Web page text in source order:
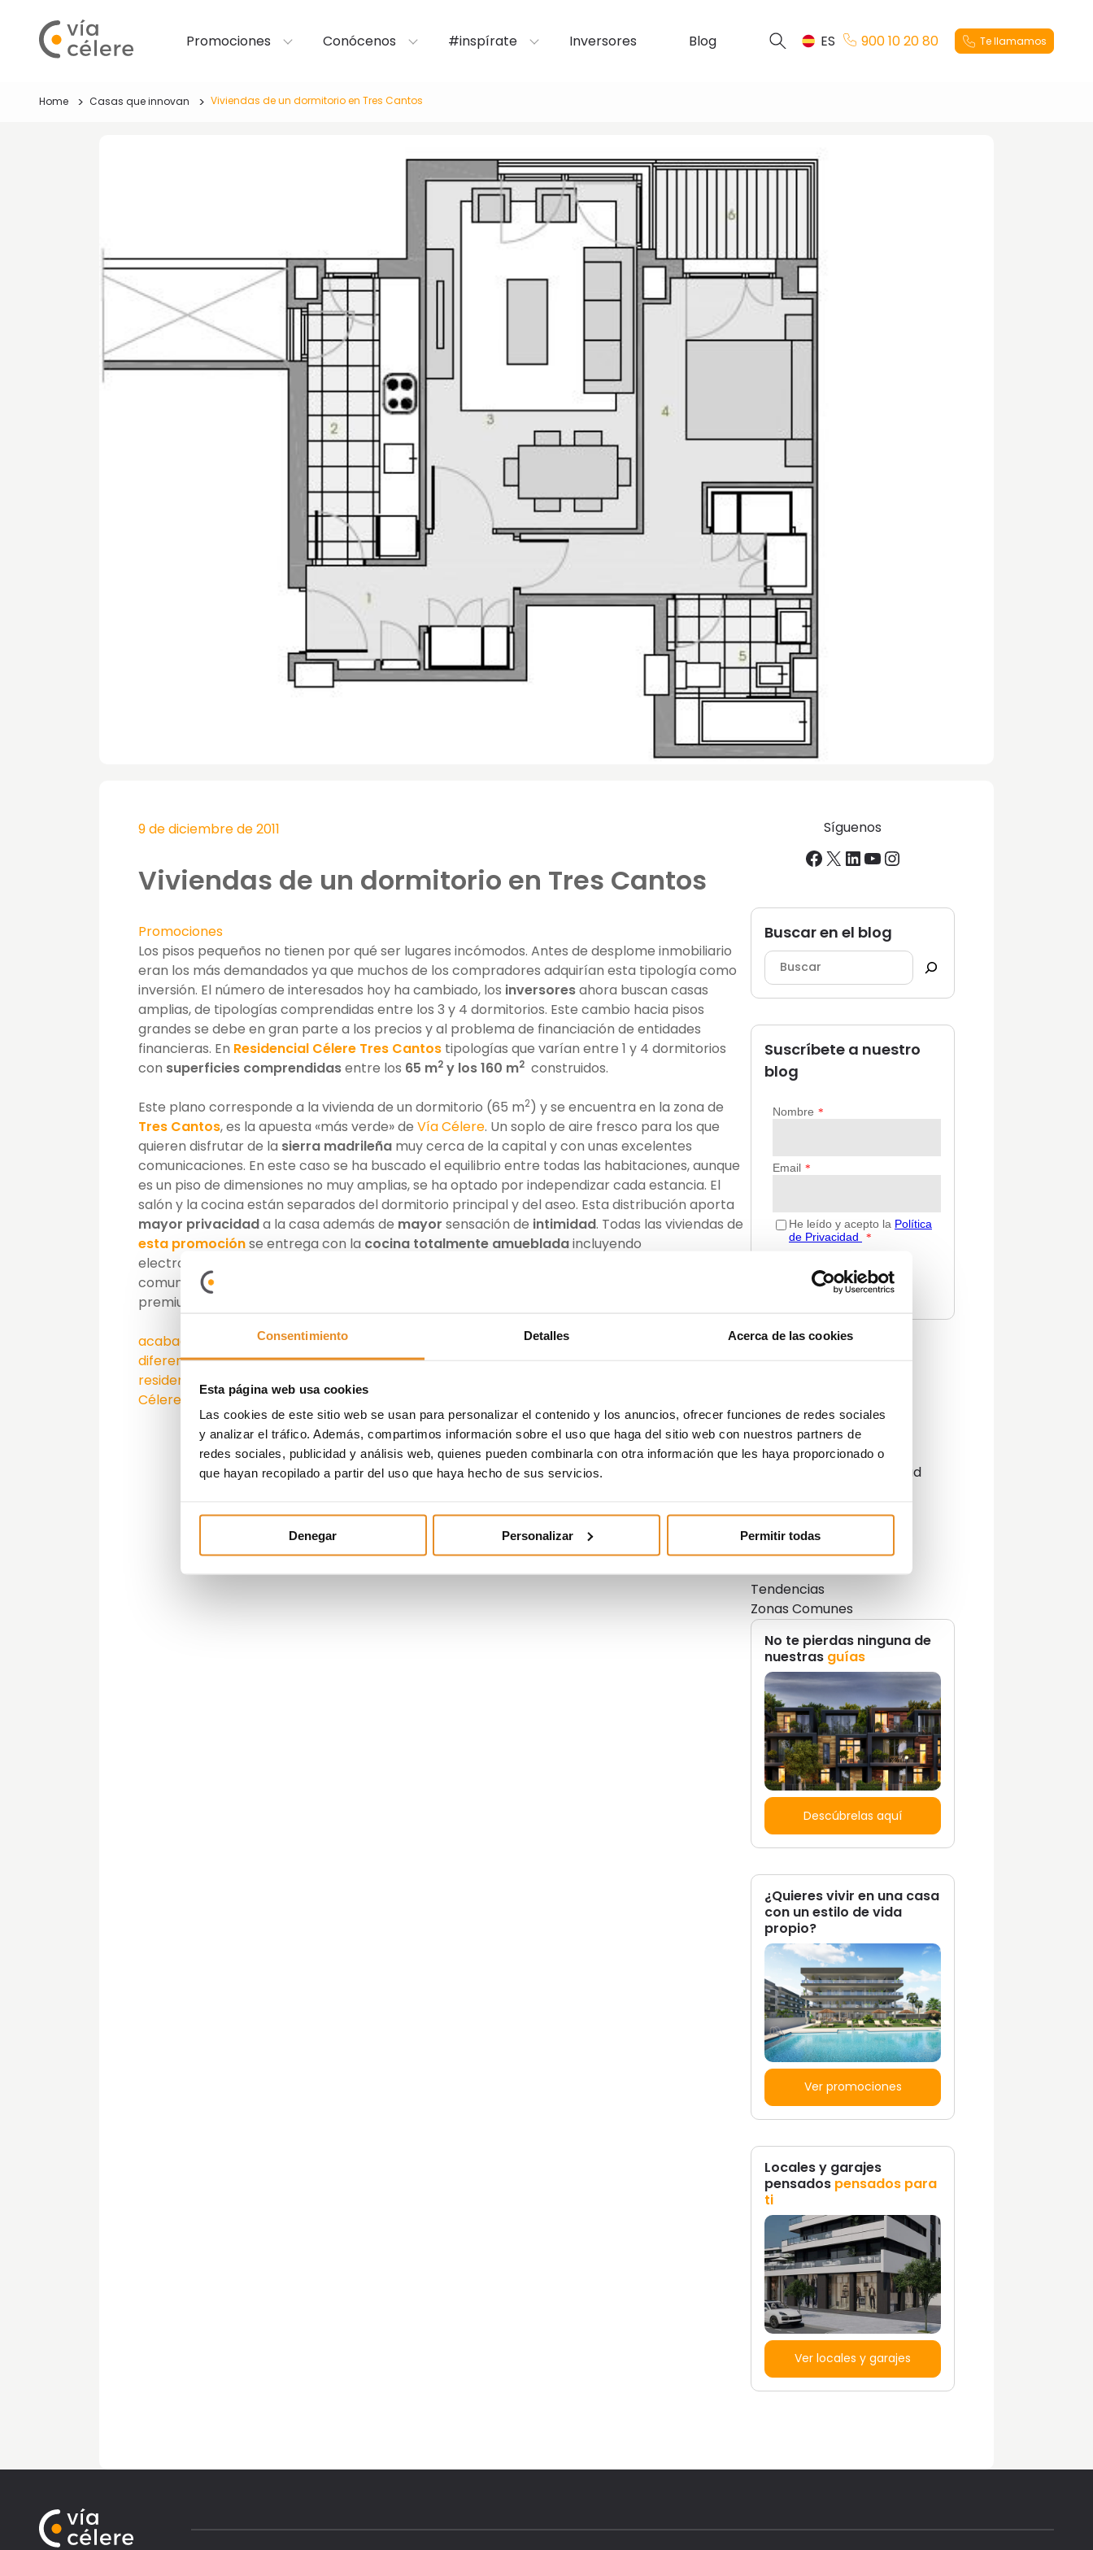
Consentimiento Detalles Acerca de las cookies
Esta página web usa cookies
Las cookies de este sitio web se usan para personalizar el contenido y los anuncios, ofrecer funciones de redes sociales
y analizar el tráfico. Además, compartimos información sobre el uso que haga del sitio web con nuestros partners de
redes sociales, publicidad y análisis web, quienes pueden combinarla con otra información que les haya proporcionado o
que hayan recopilado a partir del uso que haya hecho de sus servicios.
Denegar Personalizar Permitir todas
Promociones Conócenos #inspírate Inversores Blog ES 900 10 20 80 Te llamamos
Home Casas que innovan Viviendas de un dormitorio en Tres Cantos
9 de diciembre de 2011
Viviendas de un dormitorio en Tres Cantos
Promociones
Los pisos pequeños no tienen por qué ser lugares incómodos. Antes de desplome inmobiliario
eran los más demandados ya que muchos de los compradores adquirían esta tipología como
inversión. El número de interesados hoy ha cambiado, los inversoresahora buscan casas
amplias, de tipologías comprendidas entre los 3 y 4 dormitorios. Este cambio hacia pisos
grandes se debe en gran parte a los precios y al problema de financiación de entidades
financieras. En Residencial Célere Tres Cantos tipologías que varían entre 1 y 4 dormitorios
con superficies comprendidasentre los 65 m2 y los 160 m2 construidos.
Este plano corresponde a la vivienda de un dormitorio (65 m2) y se encuentra en la zona de
Tres Cantos, es la apuesta «más verde» de Vía Célere. Un soplo de aire fresco para los que
quieren disfrutar de la sierra madrileña muy cerca de la capital y con unas excelentes
comunicaciones. En este caso se ha buscado el equilibrio entre todas las habitaciones, aunque
es un piso de dimensiones no muy amplias, se ha optado por independizar cada estancia. El
salón y la cocina están separados del dormitorio principal y del aseo. Esta distribución aporta
mayor privacidada la casa además de mayor sensación de intimidad. Todas las viviendas de
esta promociónse entrega con la cocina totalmente amuebladaincluyendo
electrodomésticos como vitrocerámica, horno y también microondas. Respecto a las zonas
comunes,Residencial Célere Tres Cantos
premium como pista de pádel, dos piscinas, gimnasio y sala infantil.
acabados arquitectura,calidad construcción
diferenciación,frescura,Madrid,naturaleza,oferta
residencial
salud ,seguridad sierra madrileña
Célere
vida,vistas,viviendas, vivir,zonas
Síguenos
Facebook
X LinkedIn
YouTube
Instagram
Buscar en el blog
Suscríbete a nuestro
blog
Consejos
Decoración
Guías
Innovación y sostenibilidad
Lifestyle y decoración
Opinión del Experto
Podcast
Promociones
Tendencias
Zonas Comunes
No te pierdas ninguna de
nuestras guías
Descúbrelas aquí
¿Quieres vivir en una casa
con un estilo de vida
propio?
Ver promociones
Locales y garajes
pensados pensados para
ti
Ver locales y garajes